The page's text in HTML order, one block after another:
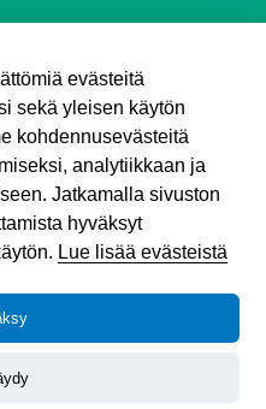
ry
evästeitä
sekä yleisen käytön
kohdennusevästeitä
analytiikkaan ja
Jatkamalla sivuston
hyväksyt
Lue lisää evästeistä